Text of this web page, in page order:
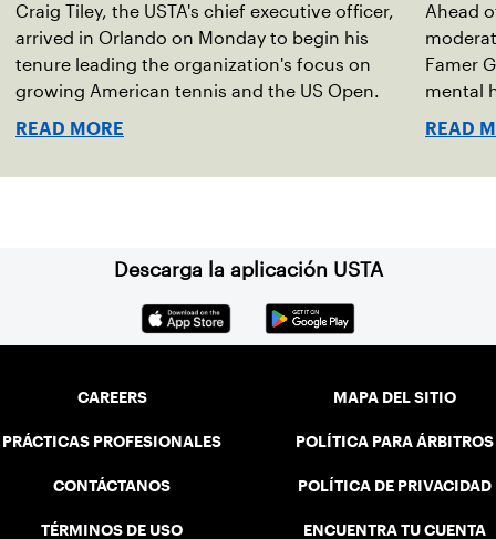
Craig Tiley, the USTA's chief executive officer,
arrived in Orlando on Monday to begin his
tenure leading the organization's focus on
growing American tennis and the US Open.
READ MORE
Ahead
Famer
mental
debut
READ
Descarga la aplicación USTA
CAREERS
PRÁCTICAS PROFESIONALES
CONTÁCTANOS
TÉRMINOS DE USO
MAPA DEL SITIO
POLÍTICA PARA ÁRBITROS
POLÍTICA DE PRIVACIDAD
ENCUENTRA TU CUENTA